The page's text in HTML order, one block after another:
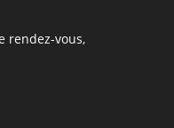
rendez-vous,